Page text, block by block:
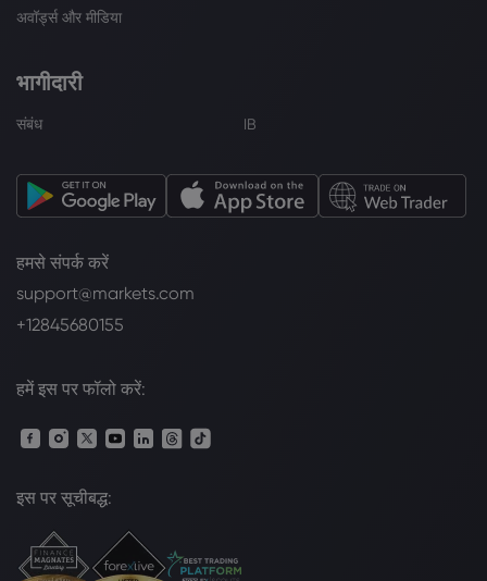
अवॉर्ड्स और मीडिया
भागीदारी
संबंध IB
हमसे संपर्क करें
support@markets.com
+12845680155
हमें इस पर फॉलो करें:
इस पर सूचीबद्ध: